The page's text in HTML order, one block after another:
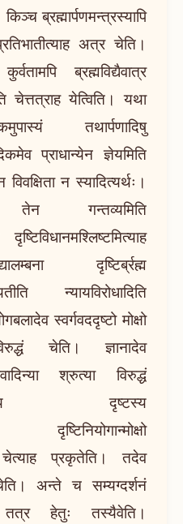
ब्रह्मार्पणमन्त्रस्यापि
अत्र चेति।
ब्रह्मविद्यैवात्र
चेत्तत्राह येत्विति। यथा
तथार्पणादिषु
प्राधान्येन ज्ञेयमिति
न स्यादित्यर्थः।
गन्तव्यमिति
दृष्टिविधानमश्लिष्टमित्याह
दृष्टिर्ब्रह्म
न्यायविरोधादिति
स्वर्गवददृष्टो मोक्षो
चेति। ज्ञानादेव
श्रुत्या विरुद्धं
दृष्टस्य
दृष्टिनियोगान्मोक्षो
चेत्याह प्रकृतेति। तदेव
अन्ते च सम्यग्दर्शनं
हेतुः तस्यैवेति।